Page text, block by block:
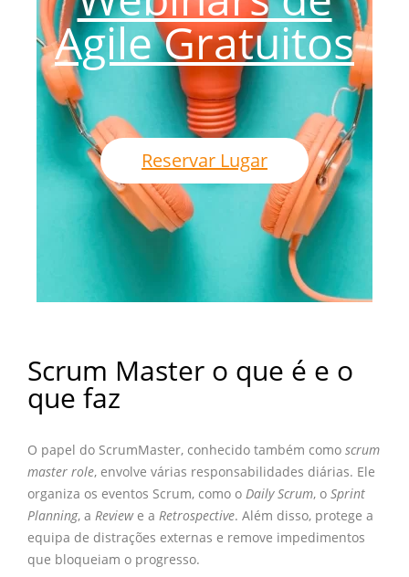
Agile Gratuitos
Reservar Lugar
Scrum Master o que é e o
que faz
O papel do ScrumMaster, conhecido também como scrum
master role, envolve várias responsabilidades diárias. Ele
organiza os eventos Scrum, como o Daily Scrum, o Sprint
Planning, a Reviewe a Retrospective. Além disso, protege a
equipa de distrações externas e remove impedimentos
que bloqueiam o progresso.